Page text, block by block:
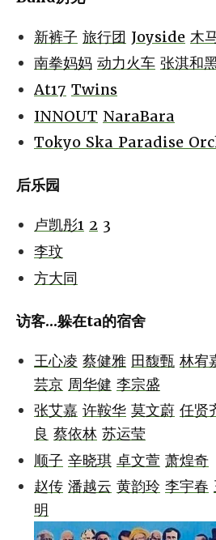
新裤子 旅行团 Joyside 木
南拳妈妈 动力火车 张淇和
At17 Twins
INNOUT NaraBara
Tokyo Ska Paradise
后乐园
卢凯彤1 2 3
李玟
方大同
访客...躲在ta的宿舍
王心凌 蔡健雅 田馥甄 林宥
芸京 周华健 李宗盛
张艾嘉 许鞍华 莫文蔚 任贤
良 蔡依林 苏运莹
顺子 辛晓琪 卓文萱 萧煌奇
赵传 潘越云 黄韵玲 李宇春
明